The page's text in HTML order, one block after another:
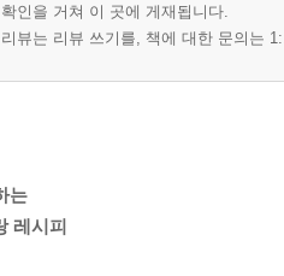
인을 거쳐 이 곳에 게재됩니다.
뷰는 리뷰 쓰기를, 책에 대한 문의는
는
레시피